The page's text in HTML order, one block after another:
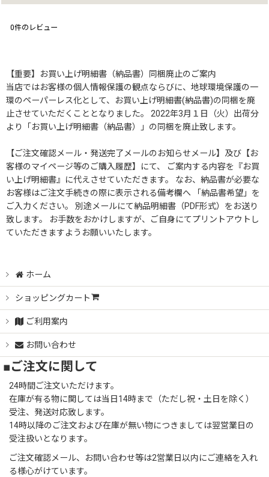
0件のレビュー
【重要】お買い上げ明細書（納品書）同梱廃止のご案内
当店ではお客様の個人情報保護の観点ならびに、地球環境保護の一
環のペーパーレス化として、お買い上げ明細書(納品書)の同梱を廃
止させていただくこととなりました。 2022年3月１日（火）出荷分
より「お買い上げ明細書（納品書）」の同梱を廃止致します。
【ご注文確認メール・発送完了メールのお知らせメール】及び【お
客様のマイページ等のご購入履歴】にて、 ご案内する内容を『お買
い上げ明細書』に代えさせていただきます。 なお、納品書が必要な
お客様はご注文手続きの際に表示される備考欄へ 「納品書希望」を
ご入力ください。 別途メールにて納品明細書（PDF形式）をお送り
致します。 お手数をおかけしますが、ご自身にてプリントアウトし
ていただきますようお願いいたします。
ホーム
ショッピングカート
ご利用案内
お問い合わせ
■ご注文に関して
24時間ご注文いただけます。
在庫が有る物に関しては当日14時まで（ただし祝・土日を除く）
受注、発送対応致します。
14時以降のご注文および在庫が無い物につきましては翌営業日の
受注扱いとなります。
ご注文確認メール、お問い合わせ等は2営業日以内にご連絡を入れ
る様心がけています。